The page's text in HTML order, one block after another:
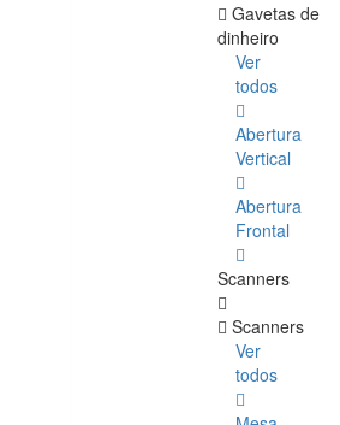
Gavetas de
dinheiro
Ver
todos
Abertura
Vertical
Abertura
Frontal
Scanners
Scanners
Ver
todos